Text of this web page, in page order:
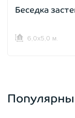
Беседка
6,0х5,0 м.